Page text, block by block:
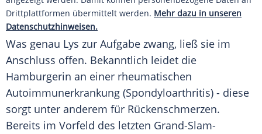
Drittplattformen übermittelt werden. Mehr dazu in unseren
Datenschutzhinweisen.
Was genau Lys zur Aufgabe zwang, ließ sie im
Anschluss offen. Bekanntlich leidet die
Hamburgerin an einer rheumatischen
Autoimmunerkrankung (Spondyloarthritis) - diese
sorgt unter anderem für Rückenschmerzen.
Bereits im Vorfeld des letzten Grand-Slam-